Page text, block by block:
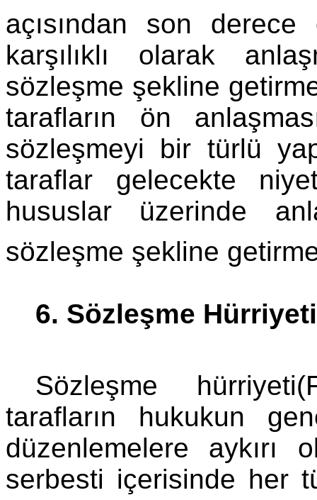
açısından son derece
karşılıklı olarak
sözleşme şekline
tarafların ön
sözleşmeyi bir türlü
taraflar gelecekte
hususlar üzerinde
sözleşme şekline
6. Sözleşme Hürriyeti
Sözleşme
tarafların hukukun
düzenlemelere aykırı
serbesti içerisinde her